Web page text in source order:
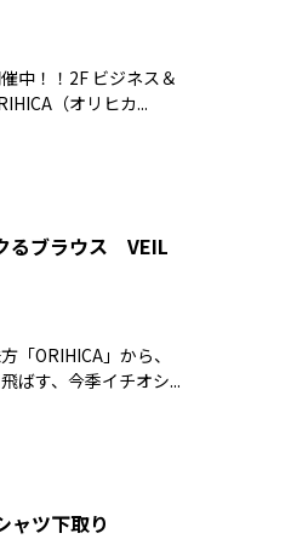
中！！2F ビジネス＆
（オリヒカ...
るブラウス VEIL
「ORIHICA」から、
ばす、今季イチオシ...
ツ下取り